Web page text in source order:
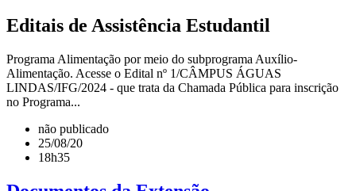
Editais de Assistência Estudantil
Programa Alimentação por meio do subprograma Auxílio-
Alimentação. Acesse o Edital nº 1/CÂMPUS ÁGUAS
LINDAS/IFG/2024 - que trata da Chamada Pública para inscrição
no Programa...
não publicado
25/08/20
18h35